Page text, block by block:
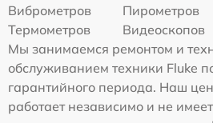
Виброметров
Пирометров
Термометров
Видеоскопов
Мы занимаемся ремонтом и
обслуживанием техники Fluke
гарантийного периода. Наш
работает независимо и не